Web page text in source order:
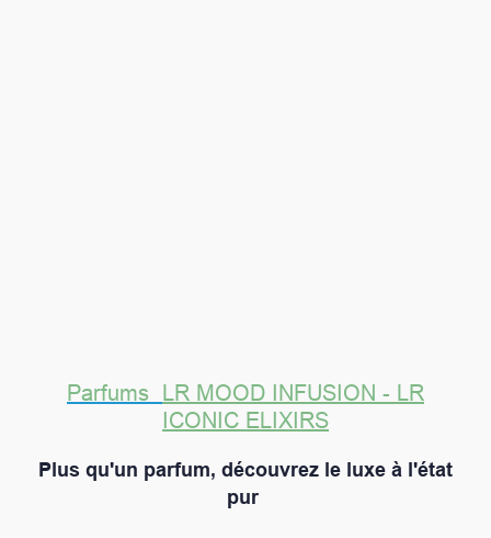
Parfums LR MOOD INFUSION - LR
ICONIC ELIXIRS
Plus qu'un parfum, découvrez le luxe à l'état
pur